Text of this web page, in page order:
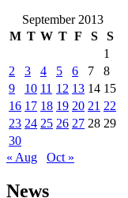
September 2013
M T W T F S
S
1
2
3 4 5 6 7
8
9
10 11 12 13 14 15
16 17 18 19 20 21 22
23 24 25 26 27 28 29
30
« Aug
Oct »
News